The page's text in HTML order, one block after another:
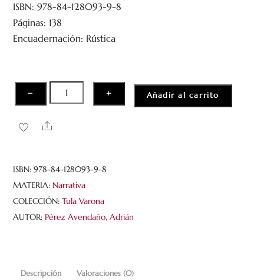
d
o
c
o
5
ISBN: 978-84-128093-9-8
Páginas: 138
Encuadernación: Rústica
−
Colirio
para
cangrejos
+ Añadir al carrito
Share
ISBN:978-84-128093-9-8
MATERIA: Narrativa
COLECCIÓN:Tula Varona
AUTOR: Pérez Avendaño, Adrián
Descripción Valoraciones (0)